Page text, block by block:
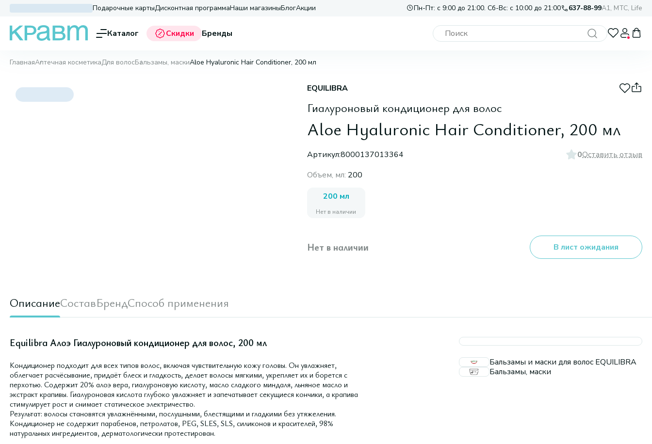
Подарочные картыДисконтная программаНаши магазиныБлогАкции Пн-Пт: с 9:00 до 21:00. Сб-Вс: с 10:00 до 21:00 637-88-99A1, МТС, Life
Каталог Скидки Бренды
ГлавнаяАптечная косметикаДля волосБальзамы, маскиAloe Hyaluronic Hair Conditioner, 200 мл
EQUILIBRA
Гиалуроновый кондиционер для волос
Aloe Hyaluronic Hair Conditioner, 200 мл
Артикул:8000137013364 0Оставить отзыв
Объем, мл: 200
200 мл
Нет в наличии
Нет в наличии В лист ожидания
ОписаниеСоставБрендСпособ применения
Equilibra Алоэ Гиалуроновый кондиционер для волос, 200 мл
Кондиционер подходит для всех типов волос, включая чувствительную кожу головы. Он увлажняет,
облегчает расчёсывание, придаёт блеск и гладкость, делает волосы мягкими, укрепляет их и борется с
перхотью. Содержит 20% алоэ вера, гиалуроновую кислоту, масло сладкого миндаля, льняное масло и
экстракт крапивы. Гиалуроновая кислота глубоко увлажняет и запечатывает секущиеся кончики, а крапива
стимулирует рост и снимает статическое электричество.
Результат: волосы становятся увлажнёнными, послушными, блестящими и гладкими без утяжеления.
Кондиционер не содержит парабенов, петролатов, PEG, SLES, SLS, силиконов и красителей, 98%
натуральных ингредиентов, дерматологически протестирован.
Бальзамы и маски для волос EQUILIBRA
Бальзамы, маски